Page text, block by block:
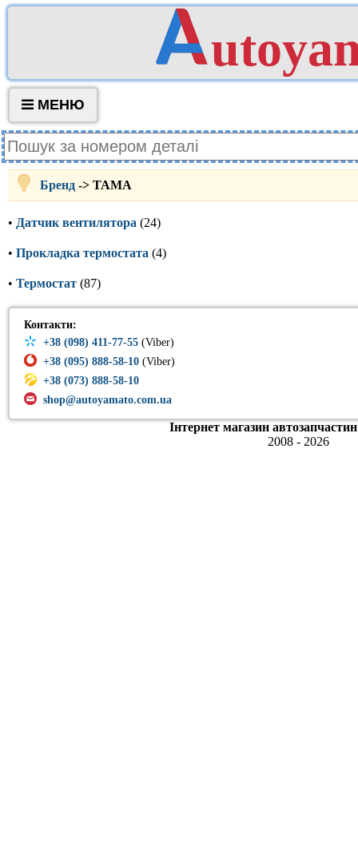
МЕНЮ
Бренд -> TAMA
• Датчик вентилятора (24)
• Прокладка термостата (4)
• Термостат (87)
Контакти:
+38 (098) 411-77-55 (Viber)
+38 (095) 888-58-10 (Viber)
+38 (073) 888-58-10
shop@autoyamato.com.ua
Інтернет магазин
2008 - 2026